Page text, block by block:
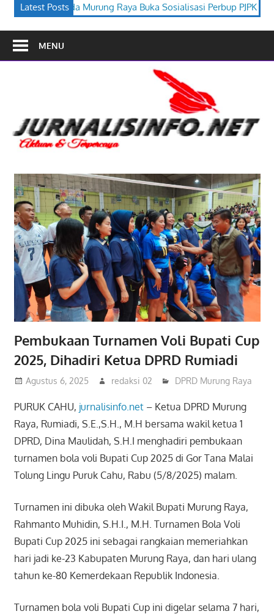
Latest Posts
Buka Sosialisasi Perbup PJPK 2026–2030 Festival Budaya
MENU
Pembukaan Turnamen Voli Bupati Cup
2025, Dihadiri Ketua DPRD Rumiadi
Agustus 6, 2025 redaksi 02 DPRD Murung Raya
PURUK CAHU, jurnalisinfo.net– Ketua DPRD Murung
Raya, Rumiadi, S.E.,S.H., M.H bersama wakil ketua 1
DPRD, Dina Maulidah, S.H.I menghadiri pembukaan
turnamen bola voli Bupati Cup 2025 di Gor Tana Malai
Tolung Lingu Puruk Cahu, Rabu (5/8/2025) malam.
Turnamen ini dibuka oleh Wakil Bupati Murung Raya,
Rahmanto Muhidin, S.H.I., M.H. Turnamen Bola Voli
Bupati Cup 2025 ini sebagai rangkaian memeriahkan
hari jadi ke-23 Kabupaten Murung Raya, dan hari ulang
tahun ke-80 Kemerdekaan Republik Indonesia.
Turnamen bola voli Bupati Cup ini digelar selama 7 hari,